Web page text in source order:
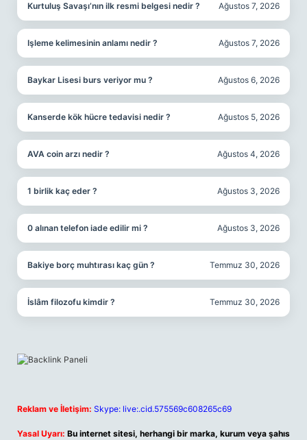
Kurtuluş Savaşı’nın ilk resmi belgesi nedir ? Ağustos 7, 2026
Işleme kelimesinin anlamı nedir ? Ağustos 7, 2026
Baykar Lisesi burs veriyor mu ? Ağustos 6, 2026
Kanserde kök hücre tedavisi nedir ? Ağustos 5, 2026
AVA coin arzı nedir ? Ağustos 4, 2026
1 birlik kaç eder ? Ağustos 3, 2026
0 alınan telefon iade edilir mi ? Ağustos 3, 2026
Bakiye borç muhtırası kaç gün ? Temmuz 30, 2026
İslâm filozofu kimdir ? Temmuz 30, 2026
Reklam ve İletişim: Skype: live:.cid.575569c608265c69
Yasal Uyarı: Bu internet sitesi, herhangi bir marka, kurum veya şahıs